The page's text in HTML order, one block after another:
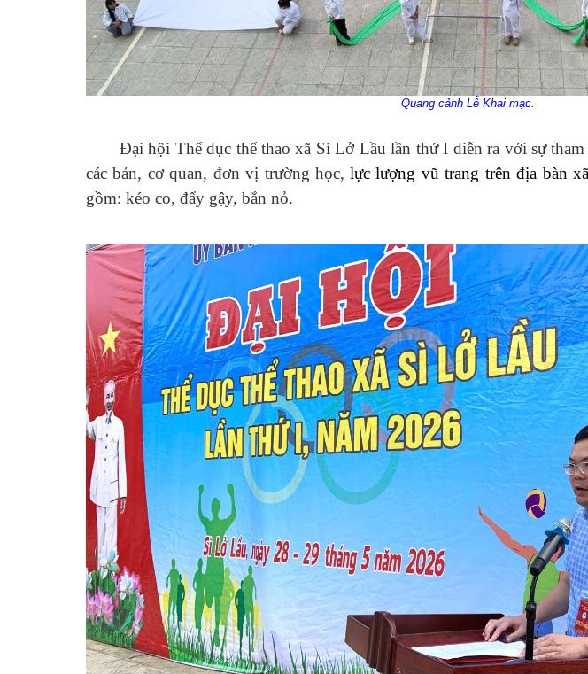
Quang cảnh Lễ Khai mạc.
Đại hội Thể dục thể thao xã Sì Lở Lầu lần thứ I diễn ra với sự tham
các bản, cơ quan, đơn vị trường học, lực lượng vũ trang trên địa bàn
gồm: kéo co, đẩy gậy, bắn nỏ.